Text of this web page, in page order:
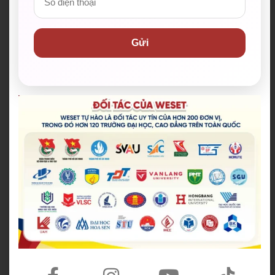
Lớp online với mô hình đặc biệt 1 Giáo viên – 3 Trợ
giảng, giáo trình giảng dạy sinh động, ứng dụng
Tổ chức thi thử mỗi tháng để học viên làm quen
với không khí phòng thi thật.
Tổ chức các kỳ thi giữa kỳ và cuối kỳ giúp các bạn
xác định năng lực tiếng Anh.
Giảm lệ phí thi IELTS còn 3.999.999 đồng khi
đăng ký qua WESET*.
viên giúp học viện ôn luyện, cập nhật tin tức học
Gửi